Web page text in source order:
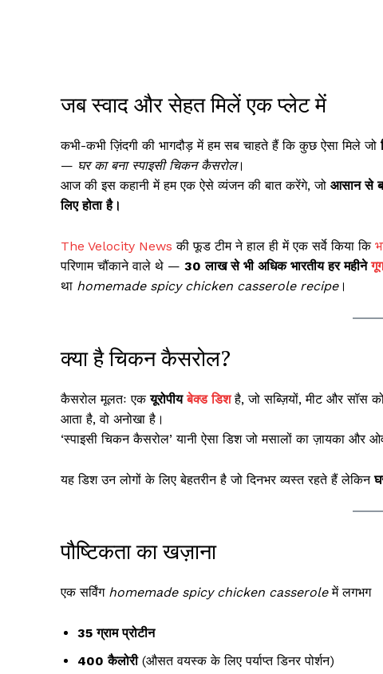
जब स्वाद और सेहत मिलें एक प्लेट में
कभी-कभी ज़िंदगी की भागदौड़ में हम सब चाहते हैं कि कुछ ऐसा मिले जो
— घर का बना स्पाइसी चिकन कैसरोल।
आज की इस कहानी में हम एक ऐसे व्यंजन की बात करेंगे, जो आसान से
लिए होता है।
The Velocity News की फूड टीम ने हाल ही में एक सर्वे किया कि
परिणाम चौंकाने वाले थे — 30 लाख से भी अधिक भारतीय हर महीने
था homemade spicy chicken casserole recipe।
क्या है चिकन कैसरोल?
कैसरोल मूलतः एकयूरोपीयबेक्ड डिशहै, जो सब्ज़ियों, मीट और सॉस
आता है, वो अनोखा है।
‘स्पाइसी चिकन कैसरोल’ यानी ऐसा डिश जो मसालों का ज़ायका और
यह डिश उन लोगों के लिए बेहतरीन है जो दिनभर व्यस्त रहते हैं लेकिन
पौष्टिकता का खज़ाना
एक सर्विंग homemade spicy chicken casseroleमें लगभग
35 ग्राम प्रोटीन
400 कैलोरी(औसत वयस्क के लिए पर्याप्त डिनर पोर्शन)